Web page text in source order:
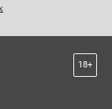
18+